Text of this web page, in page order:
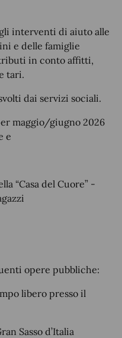
interventi di aiuto alle
e delle famiglie
in conto affitti,
tari.
dai servizi sociali.
maggio/giugno 2026
e
“Casa del Cuore” -
opere pubbliche:
libero presso il
Sasso d’Italia